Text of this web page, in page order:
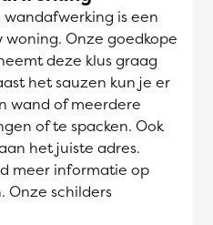
is een
Onze goedkope
deze klus graag
het sauzen kun je er
wand of meerdere
of te spacken. Ook
het juiste adres.
meer informatie op
Onze schilders